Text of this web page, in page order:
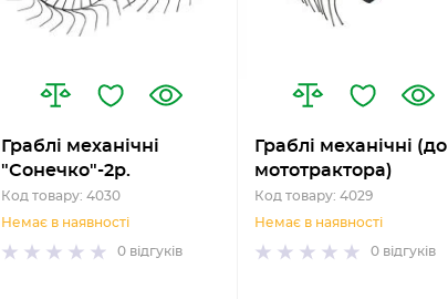
Граблі механічні
"Сонечко"-2р.
Код товару: 4030
Немає в наявності
0 відгуків
Граблі механічні (до
мототрактора)
Код товару: 4029
Немає в наявності
0 відгуків